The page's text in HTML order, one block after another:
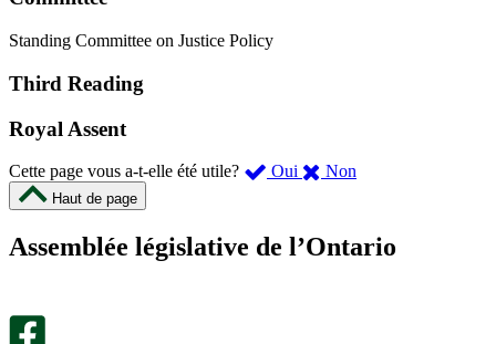
Standing Committee on Justice Policy
Third Reading
Royal Assent
Cette page vous a-t-elle été utile? Oui ,
été
Non
m’a
Haut de page
Assemblée législative de l’Ontario